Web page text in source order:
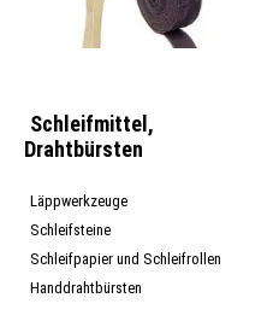
Schleifmittel,
Drahtbürsten
Läppwerkzeuge
Schleifsteine
Schleifpapier und Schleifrollen
Handdrahtbürsten